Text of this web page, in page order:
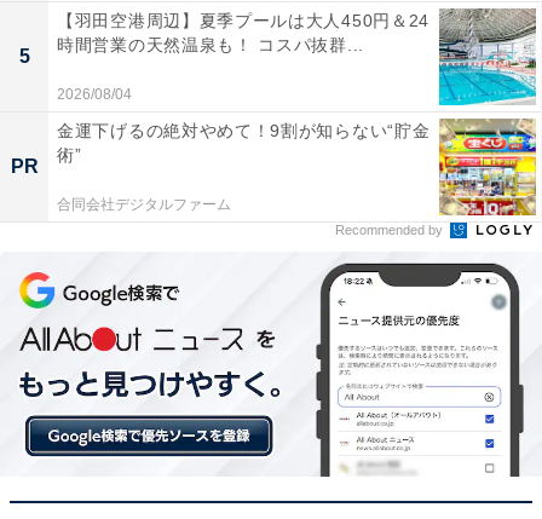
【今日チェックしたい】ソニーの人気商品5選
ソニー「WF-1000XM6」
ソニー(SONY) WF-1000XM6 ブラック ワイヤレスイヤホ
ン Bluetooth ハイレゾ 世界最高クラスノイズキャンセリ
ング 外音取り込み 高性能マイク 通話品質 LDAC IPX4防
滴 マルチポイント ロングバッテリー WF-1000XM6 BZ
5
【羽田空港周辺】夏季プールは大人450円＆24
時間営業の天然温泉も！ コスパ抜群...
2026/08/04
PR
金運下げるの絶対やめて！9割が知らない“貯金
術”
合同会社デジタルファーム
Recommended by